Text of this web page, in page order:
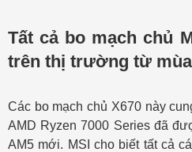
Tất cả bo mạch chủ
trên thị trường từ mùa
Các bo mạch chủ X670 này
AMD Ryzen 7000 Series đã
AM5 mới. MSI cho biết tất cả